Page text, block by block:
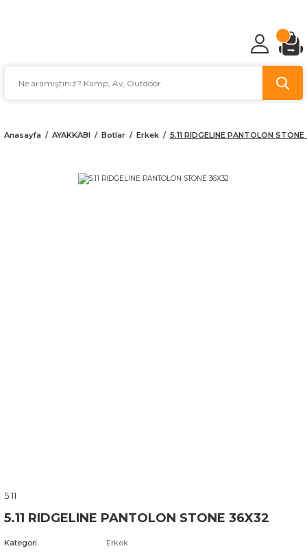
Anasayfa AYAKKABI Botlar Erkek 5.11 RIDGELINE PANTOLON
5.11
5.11 RIDGELINE PANTOLON STONE 36X32
Kategori
Erkek